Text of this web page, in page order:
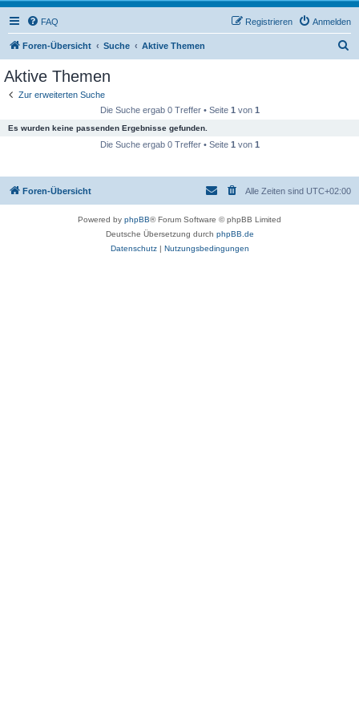
FAQ Anmelden
Registrieren
Foren-Übersicht Suche Aktive Themen
Aktive Themen
Zur erweiterten Suche
Die Suche ergab 0 Treffer • Seite 1 von 1
Es wurden keine passenden Ergebnisse gefunden.
Die Suche ergab 0 Treffer • Seite 1 von 1
Foren-Übersicht Alle Zeiten sind UTC+02:00
Powered by phpBB® Forum Software © phpBB Limited
Deutsche Übersetzung durch phpBB.de
Datenschutz| Nutzungsbedingungen